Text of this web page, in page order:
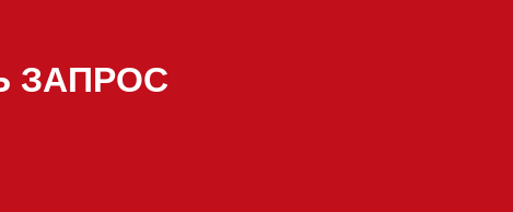
ЗАПРОС